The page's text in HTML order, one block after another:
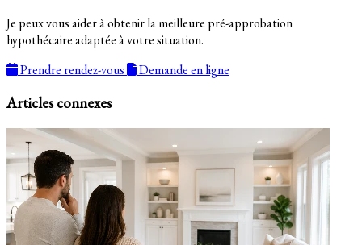
Je peux vous aider à obtenir la meilleure pré-approbation
hypothécaire adaptée à votre situation.
Prendre rendez-vous
Demande en ligne
Articles connexes